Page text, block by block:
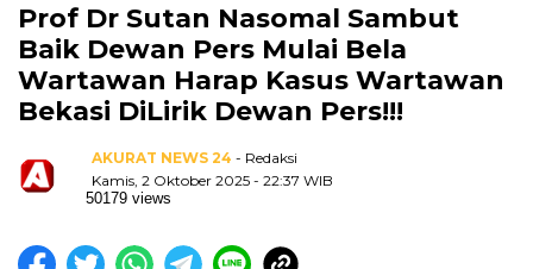
Prof Dr Sutan Nasomal Sambut
Baik Dewan Pers Mulai Bela
Wartawan Harap Kasus Wartawan
Bekasi DiLirik Dewan Pers!!!
AKURAT NEWS 24 - Redaksi
Kamis, 2 Oktober 2025 - 22:37 WIB
50179 views